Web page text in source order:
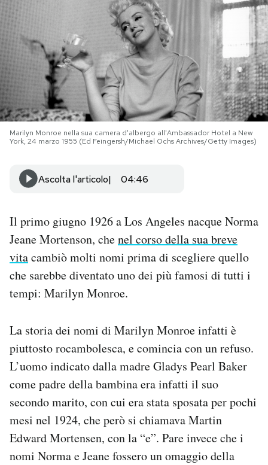
PODCAST
NEWSLETTER
AREA PERSONALE
Area Personale
Notifiche mobile
Hai bisogno di aiuto?
Esci
Marilyn Monroe nella sua camera d'albergo all'Ambassador Hotel a New
York, 24 marzo 1955 (Ed Feingersh/Michael Ochs Archives/Getty Images)
Ascolta l'articolo 04:46
Il primo giugno 1926 a Los Angeles nacque Norma
Jeane Mortenson, chenel corso della sua breve
vitacambiò molti nomi prima di scegliere quello
che sarebbe diventato uno dei più famosi di tutti i
tempi: Marilyn Monroe.
La storia dei nomi di Marilyn Monroe infatti è
piuttosto rocambolesca, e comincia con un refuso.
L’uomo indicato dalla madre Gladys Pearl Baker
come padre della bambina era infatti il suo
secondo marito, con cui era stata sposata per pochi
mesi nel 1924, che però si chiamava Martin
Edward Mortensen, con la “e”. Pare invece che i
nomi Norma e Jeane fossero un omaggio della